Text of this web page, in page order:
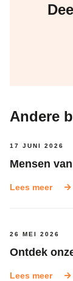
Andere
17 JUNI 2026
Mensen
Lees meer
26 MEI 2026
Ontdek
Lees meer